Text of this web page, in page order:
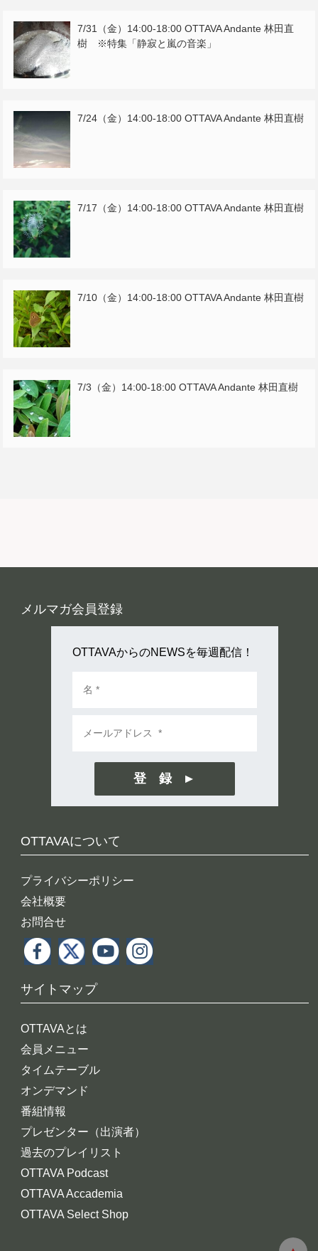
7/31（金）14:00-18:00 OTTAVA Andante 林田直
樹 ※特集「静寂と嵐の音楽」
7/24（金）14:00-18:00 OTTAVA Andante 林田直樹
7/17（金）14:00-18:00 OTTAVA Andante 林田直樹
7/10（金）14:00-18:00 OTTAVA Andante 林田直樹
7/3（金）14:00-18:00 OTTAVA Andante 林田直樹
OTTAVAについて
プライバシーポリシー
会社概要
お問合せ
サイトマップ
OTTAVAとは
会員メニュー
タイムテーブル
オンデマンド
番組情報
プレゼンター（出演者）
過去のプレイリスト
OTTAVA Podcast
OTTAVA Accademia
OTTAVA Select Shop
メルマガ会員登録
OTTAVAからのNEWSを毎週配信！
登 録